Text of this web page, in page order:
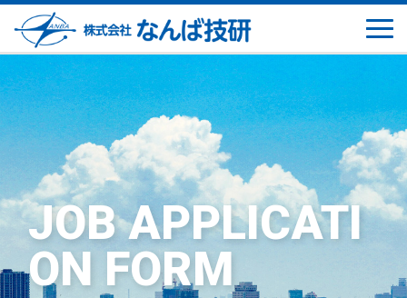
JOB APPLICATI
ON FORM